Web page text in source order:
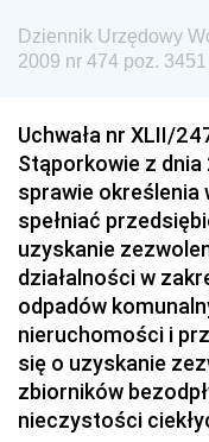
Dziennik
Dziennik
Dziennik
Dziennik
Dziennik
Kolejowego
Dziennik
Technologii
Dziennik
Dziennik
Państwowych
Dziennik Urzędowy
2009 nr 474 poz. 3451
Uchwała nr XLII/
Stąporkowie z dnia
sprawie określenia
spełniać
uzyskanie
działalności w
odpadów
nieruchomości i
się o uzyskanie
zbiorników
nieczystości